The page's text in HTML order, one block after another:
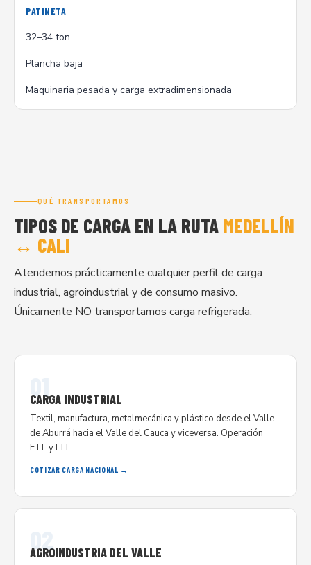
PATINETA
32–34 ton
Plancha baja
Maquinaria pesada y carga extradimensionada
QUÉ TRANSPORTAMOS
TIPOS DE CARGA EN LA RUTA MEDELLÍN
↔ CALI
Atendemos prácticamente cualquier perfil de carga
industrial, agroindustrial y de consumo masivo.
Únicamente NO transportamos carga refrigerada.
CARGA INDUSTRIAL
Textil, manufactura, metalmecánica y plástico desde el Valle
de Aburrá hacia el Valle del Cauca y viceversa. Operación
FTL y LTL.
COTIZAR CARGA NACIONAL →
AGROINDUSTRIA DEL VALLE